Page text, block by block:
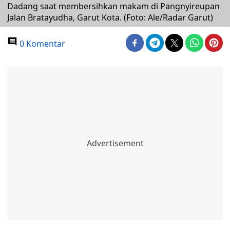
Dadang saat membersihkan makam di Pangnyireupan
Jalan Bratayudha, Garut Kota. (Foto: Ale/Radar Garut)
0 Komentar